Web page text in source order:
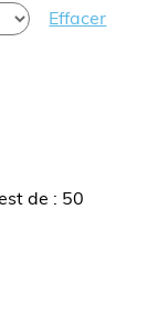
Effacer
de : 50